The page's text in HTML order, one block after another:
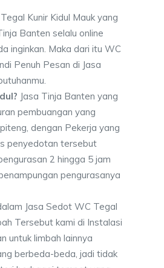
Kunir Kidul Mauk yang
Banten selalu online
inginkan. Maka dari itu WC
Penuh Pesan di Jasa
Jasa Tinja Banten yang
pembuangan yang
dengan Pekerja yang
penyedotan tersebut
2 hingga 5 jam
pengurasanya
Jasa Sedot WC Tegal
Tersebut kami di Instalasi
untuk limbah lainnya
berbeda-beda, jadi tidak